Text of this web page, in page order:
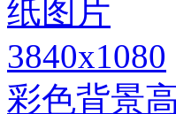
3840x1080
彩色背景